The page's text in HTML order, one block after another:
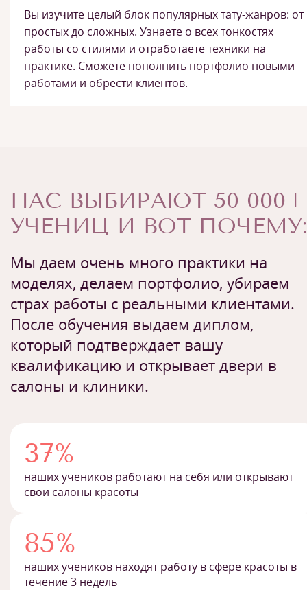
Вы изучите целый блок популярных тату-жанров: от
простых до сложных. Узнаете о всех тонкостях
работы со стилями и отработаете техники на
практике. Сможете пополнить портфолио новыми
работами и обрести клиентов.
НАС ВЫБИРАЮТ 50 000+
УЧЕНИЦ И ВОТ ПОЧЕМУ:
Мы даем очень много практики на
моделях, делаем портфолио, убираем
страх работы с реальными клиентами.
После обучения выдаем диплом,
который подтверждает вашу
квалификацию и открывает двери в
салоны и клиники.
37%
наших учеников работают на себя или открывают
свои салоны красоты
85%
наших учеников находят работу в сфере красоты в
течение 3 недель